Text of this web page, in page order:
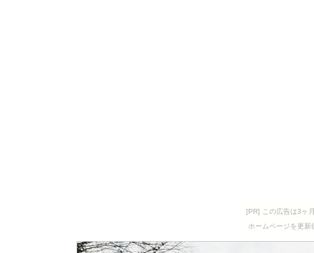
[PR] この広告は3ヶ
ホームページを更